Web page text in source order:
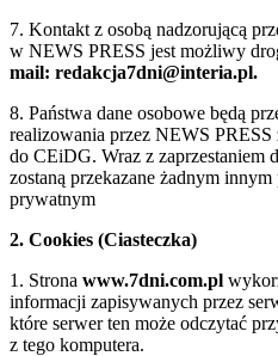
7. Kontakt z osobą nadzorującą
w NEWS PRESS jest możliwy
mail: redakcja7dni@interia.pl.
8. Państwa dane osobowe będą
realizowania przez NEWS
do CEiDG. Wraz z zaprzestaniem
zostaną przekazane żadnym
prywatnym
2. Cookies (Ciasteczka)
1. Strona www.7dni.com.pl
informacji zapisywanych przez
które serwer ten może odczytać
z tego komputera.